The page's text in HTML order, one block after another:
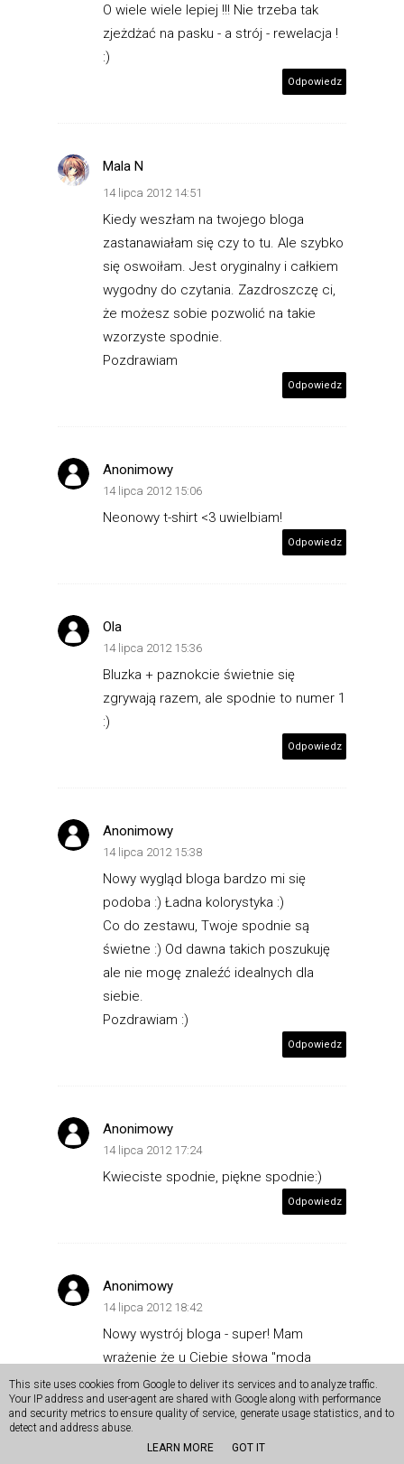
O wiele wiele lepiej !!! Nie trzeba tak
zjeżdżać na pasku - a strój - rewelacja !
:)
Odpowiedz
Mala N
14 lipca 2012 14:51
Kiedy weszłam na twojego bloga
zastanawiałam się czy to tu. Ale szybko
się oswoiłam. Jest oryginalny i całkiem
wygodny do czytania. Zazdroszczę ci,
że możesz sobie pozwolić na takie
wzorzyste spodnie.
Pozdrawiam
Odpowiedz
Anonimowy
14 lipca 2012 15:06
Neonowy t-shirt <3 uwielbiam!
Odpowiedz
Ola
14 lipca 2012 15:36
Bluzka + paznokcie świetnie się
zgrywają razem, ale spodnie to numer 1
:)
Odpowiedz
Anonimowy
14 lipca 2012 15:38
Nowy wygląd bloga bardzo mi się
podoba :) Ładna kolorystyka :)
Co do zestawu, Twoje spodnie są
świetne :) Od dawna takich poszukuję
ale nie mogę znaleźć idealnych dla
siebie.
Pozdrawiam :)
Odpowiedz
Anonimowy
14 lipca 2012 17:24
Kwieciste spodnie, piękne spodnie:)
Odpowiedz
Anonimowy
14 lipca 2012 18:42
Nowy wystrój bloga - super! Mam
wrażenie że u Ciebie słowa "moda
przemija, styl pozostaje" nie jest
prawdą, ponieważ mam wrażenie, że
Twój styl zmienił się diametralnie.
This site uses cookies from Google to deliver its services and to analyze traffic.
Your IP address and user-agent are shared with Google along with performance
and security metrics to ensure quality of service, generate usage statistics, and to
detect and address abuse.
LEARN MORE
GOT IT